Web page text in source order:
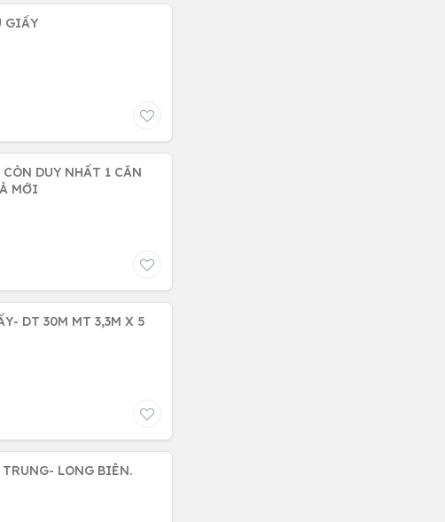
GIẤY
DUY NHẤT 1 CĂN
MỚI
DT 30M MT 3,3M X 5
LONG BIÊN.